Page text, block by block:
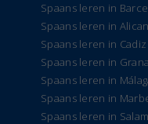
Spaans leren in
Spaans leren in
Spaans leren in Cadiz
Spaans leren in
Spaans leren in
Spaans leren in
Spaans leren in